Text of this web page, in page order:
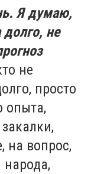
Я думаю,
не
не
просто
опыта,
на вопрос,
народа,